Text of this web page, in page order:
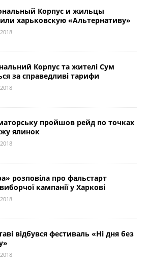
Корпус и жильцы
харьковскую «Альтернативу»
Корпус та жителі Сум
за справедливі тарифи
пройшов рейд по точках
ялинок
розповіла про фальстарт
кампанії у Харкові
відбувся фестиваль «Ні дня без